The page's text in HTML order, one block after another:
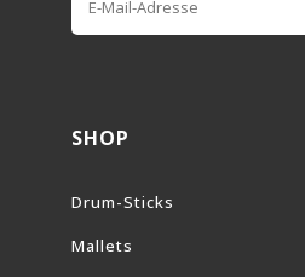
SHOP
Drum-Sticks
Mallets